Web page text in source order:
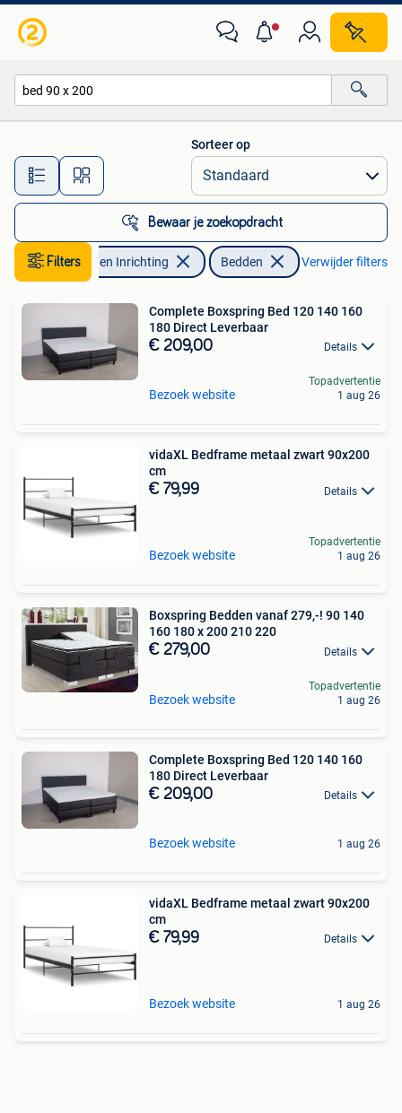
Alle afstanden…
Sorteer op
Bewaar je zoekopdracht
FiltersHuis en Inrichting Bedden Verwijder filters
Complete Boxspring Bed 120 140 160
180 Direct Leverbaar
€ 209,00 Details
Bezoek website
Topadvertentie
1 aug 26
vidaXL Bedframe metaal zwart 90x200
cm
€ 79,99 Details
Bezoek website
Topadvertentie
1 aug 26
Boxspring Bedden vanaf 279,-! 90 140
160 180 x 200 210 220
€ 279,00 Details
Bezoek website
Topadvertentie
1 aug 26
Complete Boxspring Bed 120 140 160
180 Direct Leverbaar
€ 209,00 Details
Bezoek website 1 aug 26
vidaXL Bedframe metaal zwart 90x200
cm
€ 79,99 Details
Bezoek website 1 aug 26